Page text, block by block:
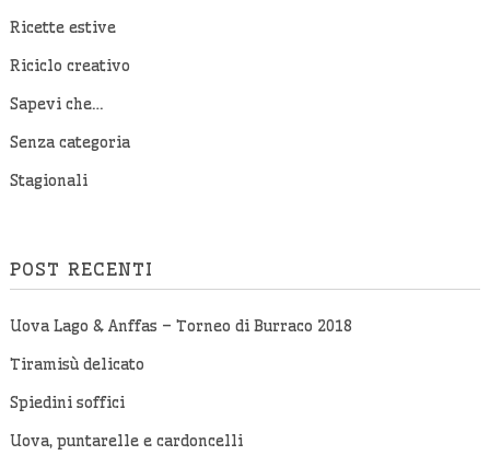
Ricette estive
Riciclo creativo
Sapevi che…
Senza categoria
Stagionali
POST RECENTI
Uova Lago & Anffas – Torneo di Burraco 2018
Tiramisù delicato
Spiedini soffici
Uova, puntarelle e cardoncelli